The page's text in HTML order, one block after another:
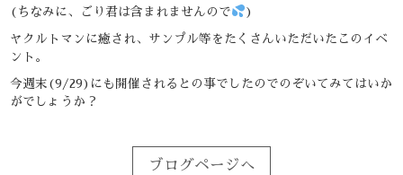
(ちなみに、ごり君は含まれませんので )
ヤクルトマンに癒され、サンプル等をたくさんいただいたこのイベ
ント。
今週末(9/29)にも開催されるとの事でしたのでのぞいてみてはいか
がでしょうか？
ブログページへ